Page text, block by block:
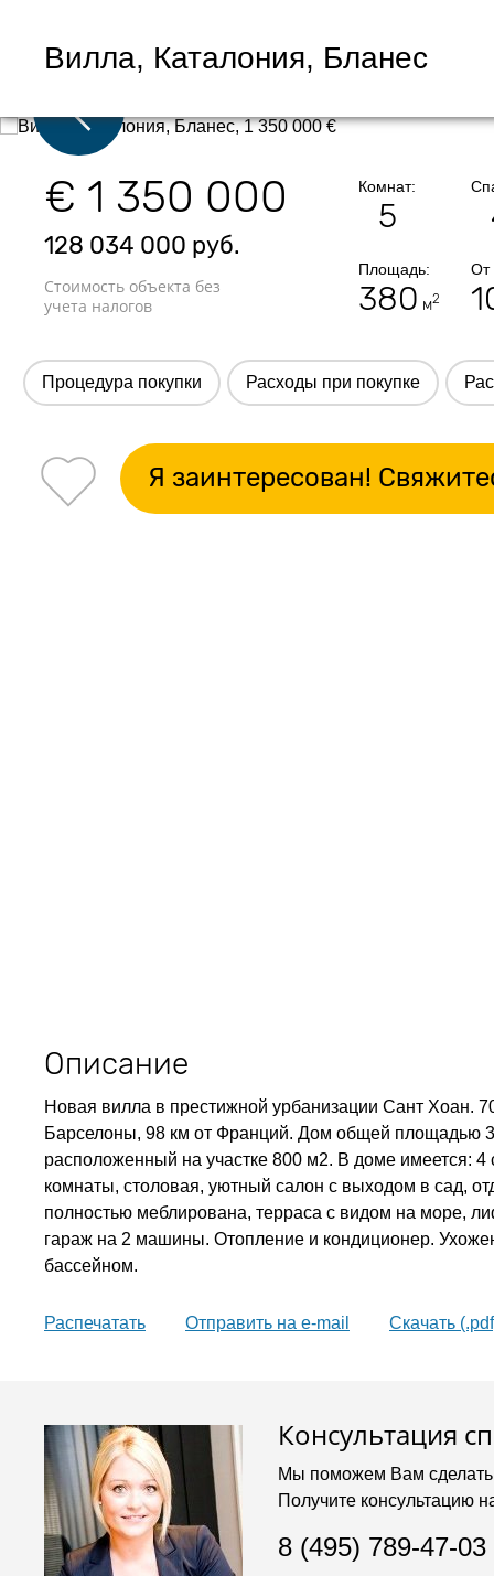
Вилла, Каталония, Бланес
€ 1 350 000
128 034 000 руб.
Стоимость объекта без
учета налогов
Комнат:
5
Площадь:
380 м2
От
Процедура покупки Расходы при покупке
Я заинтересован!
Описание
Новая вилла в престижной урбанизации Сант Хоан.
Барселоны, 98 км от Франций. Дом общей площадью
расположенный на участке 800 м2. В доме имеется: 4
комнаты, столовая, уютный салон с выходом в сад,
полностью меблирована, терраса с видом на море,
гараж на 2 машины. Отопление и кондиционер.
бассейном.
Распечатать Oтправить на e-mail Скачать
Консультация
Мы поможем Вам
Получите консультацию
8 (495) 789-47-03